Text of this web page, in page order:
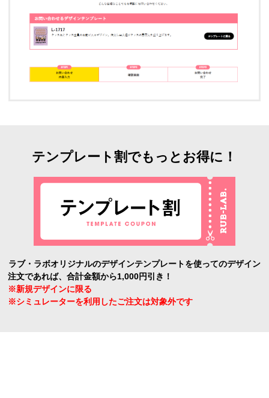
テンプレート割でもっとお得に！
ラブ・ラボオリジナルのデザインテンプレートを使ってのデザイン
注文であれば、合計金額から1,000円引き！
※新規デザインに限る
※シミュレーターを利用したご注文は対象外です